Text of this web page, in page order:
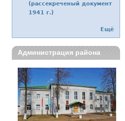
(рассекреченый документ
1941 г.)
Ещё
Администрация района